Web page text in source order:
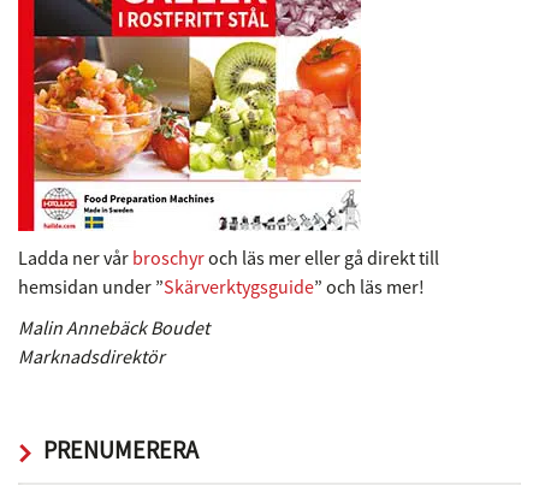
Ladda ner vår broschyroch läs mer eller gå direkt till
hemsidan under ”Skärverktygsguide” och läs mer!
Malin Annebäck Boudet
Marknadsdirektör
PRENUMERERA